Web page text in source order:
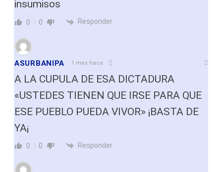
insumisos
0 0 Responder
ASURBANIPA 1 mes hace
A LA CUPULA DE ESA DICTADURA
«USTEDES TIENEN QUE IRSE PARA QUE
ESE PUEBLO PUEDA VIVOR» ¡BASTA DE
YA¡
0 0 Responder